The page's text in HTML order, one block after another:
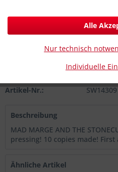
Sofort versandfertig, Lieferzeit
Artikel-Nr.: SW14309
Beschreibung
MAD MARGE AND THE
pressing! 10 copies made!
Ähnliche Artikel
Individuelle
Nur technisch
Alle